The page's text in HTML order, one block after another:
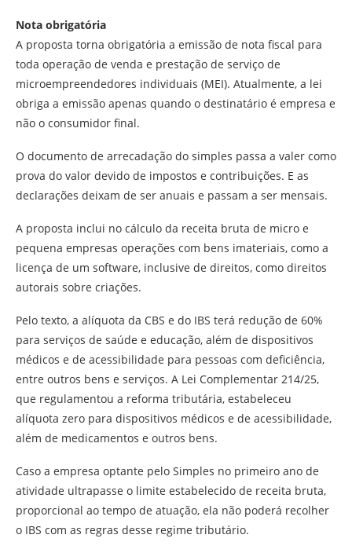
Nota obrigatória
A proposta torna obrigatória a emissão de nota fiscal para
toda operação de venda e prestação de serviço de
microempreendedores individuais (MEI). Atualmente, a lei
obriga a emissão apenas quando o destinatário é empresa e
não o consumidor final.
O documento de arrecadação do simples passa a valer como
prova do valor devido de impostos e contribuições. E as
declarações deixam de ser anuais e passam a ser mensais.
A proposta inclui no cálculo da receita bruta de micro e
pequena empresas operações com bens imateriais, como a
licença de um software, inclusive de direitos, como direitos
autorais sobre criações.
Pelo texto, a alíquota da CBS e do IBS terá redução de 60%
para serviços de saúde e educação, além de dispositivos
médicos e de acessibilidade para pessoas com deficiência,
entre outros bens e serviços. A Lei Complementar 214/25,
que regulamentou a reforma tributária, estabeleceu
alíquota zero para dispositivos médicos e de acessibilidade,
além de medicamentos e outros bens.
Caso a empresa optante pelo Simples no primeiro ano de
atividade ultrapasse o limite estabelecido de receita bruta,
proporcional ao tempo de atuação, ela não poderá recolher
o IBS com as regras desse regime tributário.